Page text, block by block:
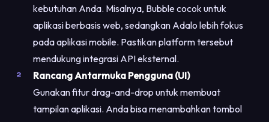
kebutuhan Anda. Misalnya, Bubble cocok untuk
aplikasi berbasis web, sedangkan Adalo lebih fokus
pada aplikasi mobile. Pastikan platform tersebut
mendukung integrasi API eksternal.
Rancang Antarmuka Pengguna (UI)
Gunakan fitur drag-and-drop untuk membuat
tampilan aplikasi. Anda bisa menambahkan tombol